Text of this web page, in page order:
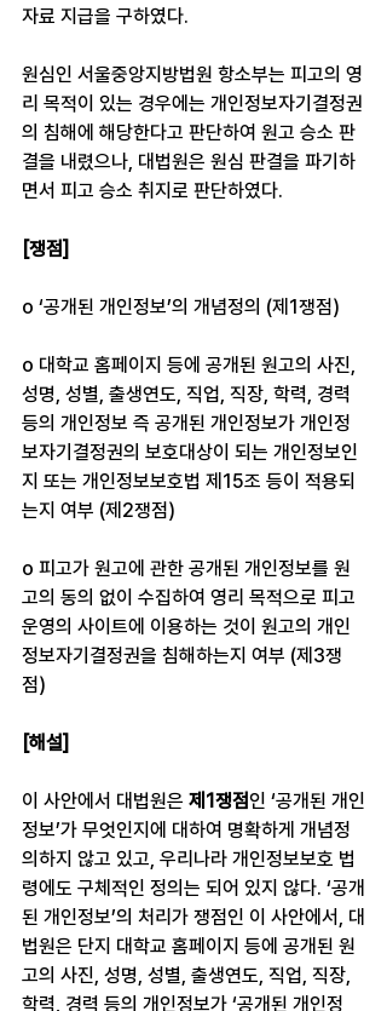
자료 지급을 구하였다.
원심인 서울중앙지방법원 항소부는 피고의 영
리 목적이 있는 경우에는 개인정보자기결정권
의 침해에 해당한다고 판단하여 원고 승소 판
결을 내렸으나, 대법원은 원심 판결을 파기하
면서 피고 승소 취지로 판단하였다.
[쟁점]
o ‘공개된 개인정보’의 개념정의 (제1쟁점)
o 대학교 홈페이지 등에 공개된 원고의 사진,
성명, 성별, 출생연도, 직업, 직장, 학력, 경력
등의 개인정보 즉 공개된 개인정보가 개인정
보자기결정권의 보호대상이 되는 개인정보인
지 또는 개인정보보호법 제15조 등이 적용되
는지 여부 (제2쟁점)
o 피고가 원고에 관한 공개된 개인정보를 원
고의 동의 없이 수집하여 영리 목적으로 피고
운영의 사이트에 이용하는 것이 원고의 개인
정보자기결정권을 침해하는지 여부 (제3쟁
점)
[해설]
이 사안에서 대법원은 제1쟁점인 ‘공개된 개인
정보’가 무엇인지에 대하여 명확하게 개념정
의하지 않고 있고, 우리나라 개인정보보호 법
령에도 구체적인 정의는 되어 있지 않다. ‘공개
된 개인정보’의 처리가 쟁점인 이 사안에서, 대
법원은 단지 대학교 홈페이지 등에 공개된 원
고의 사진, 성명, 성별, 출생연도, 직업, 직장,
학력, 경력 등의 개인정보가 ‘공개된 개인정